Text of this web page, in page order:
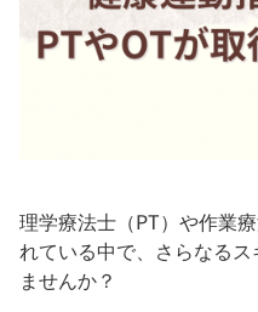
理学療法士（PT）や作業
れている中で、さらなる
ませんか？